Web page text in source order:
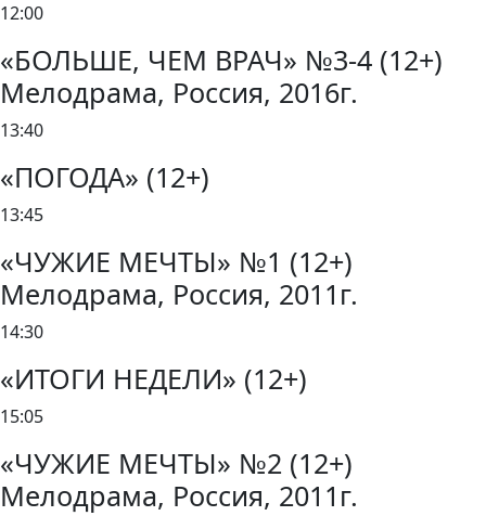
12:00
«БОЛЬШЕ, ЧЕМ ВРАЧ» №3-4 (12+)
Мелодрама, Россия, 2016г.
13:40
«ПОГОДА» (12+)
13:45
«ЧУЖИЕ МЕЧТЫ» №1 (12+)
Мелодрама, Россия, 2011г.
14:30
«ИТОГИ НЕДЕЛИ» (12+)
15:05
«ЧУЖИЕ МЕЧТЫ» №2 (12+)
Мелодрама, Россия, 2011г.